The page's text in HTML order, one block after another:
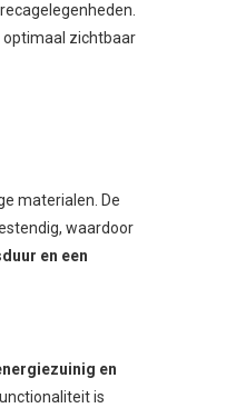
optimaal zichtbaar
materialen. De
waardoor
en een
en
is